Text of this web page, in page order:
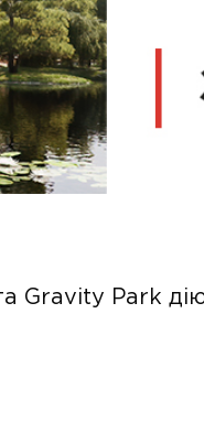
Gravity Park